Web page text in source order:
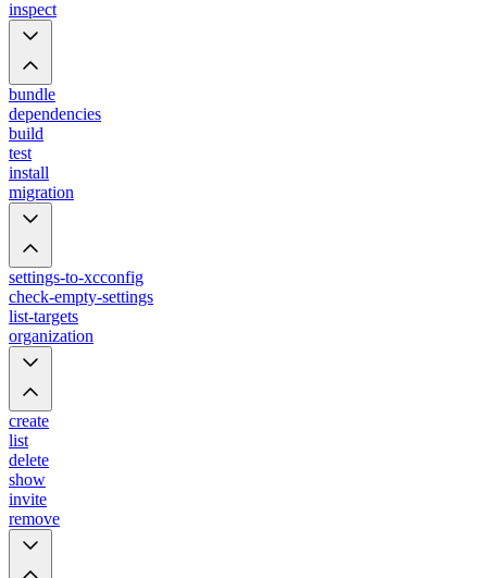
inspect
bundle
dependencies
build
test
install
migration
settings-to-xcconfig
check-empty-settings
list-targets
organization
create
list
delete
show
invite
remove